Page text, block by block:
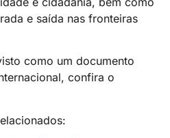
e saída nas fronteiras
como um documento
confira o